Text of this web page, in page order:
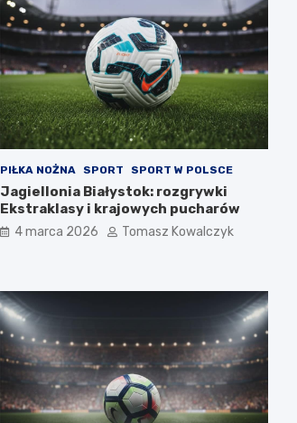
PIŁKA NOŻNA SPORT SPORT W POLSCE
Jagiellonia Białystok: rozgrywki
Ekstraklasy i krajowych pucharów
4 marca 2026 Tomasz Kowalczyk